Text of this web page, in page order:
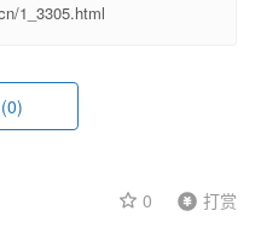
1_3305.html
(0)
0 打赏